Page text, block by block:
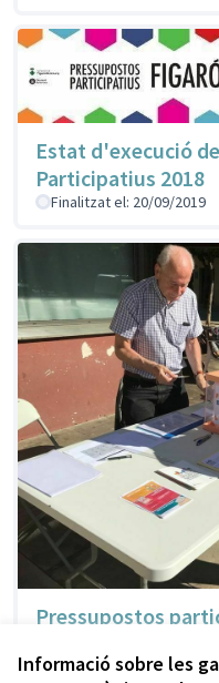
Informació sobre les
Estat d'execució
Participatius 2018
Finalitzat el: 20/09/2019
Pressupostos